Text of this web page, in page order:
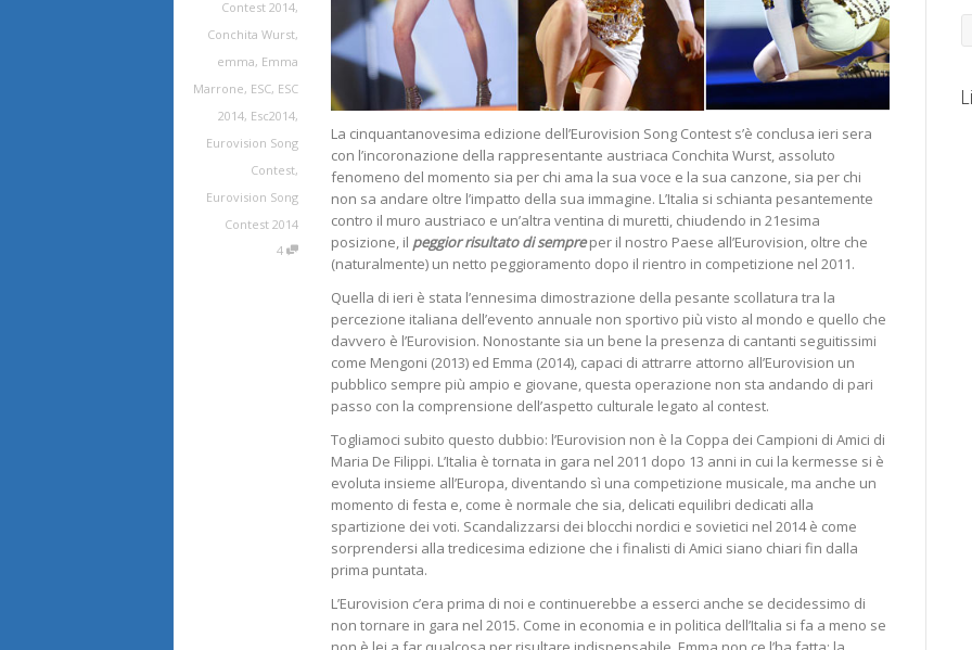
Contest 2014,
Conchita Wurst,
emma, Emma
Marrone, ESC, ESC
2014, Esc2014,
Eurovision Song
Contest,
Eurovision Song
Contest 2014
4
La cinquantanovesima edizione dell’Eurovision Song Contest s’è conclusa ieri sera
con l’incoronazione della rappresentante austriaca Conchita Wurst, assoluto
fenomeno del momento sia per chi ama la sua voce e la sua canzone, sia per chi
non sa andare oltre l’impatto della sua immagine. L’Italia si schianta pesantemente
contro il muro austriaco e un’altra ventina di muretti, chiudendo in 21esima
posizione, il peggior risultato di sempreper il nostro Paese all’Eurovision, oltre che
(naturalmente) un netto peggioramento dopo il rientro in competizione nel 2011.
Quella di ieri è stata l’ennesima dimostrazione della pesante scollatura tra la
percezione italiana dell’evento annuale non sportivo più visto al mondo e quello che
davvero è l’Eurovision. Nonostante sia un bene la presenza di cantanti seguitissimi
come Mengoni (2013) ed Emma (2014), capaci di attrarre attorno all’Eurovision un
pubblico sempre più ampio e giovane, questa operazione non sta andando di pari
passo con la comprensione dell’aspetto culturale legato al contest.
Togliamoci subito questo dubbio: l’Eurovision non è la Coppa dei Campioni di Amici di
Maria De Filippi. L’Italia è tornata in gara nel 2011 dopo 13 anni in cui la kermesse si è
evoluta insieme all’Europa, diventando sì una competizione musicale, ma anche un
momento di festa e, come è normale che sia, delicati equilibri dedicati alla
spartizione dei voti. Scandalizzarsi dei blocchi nordici e sovietici nel 2014 è come
sorprendersi alla tredicesima edizione che i finalisti di Amici siano chiari fin dalla
prima puntata.
L’Eurovision c’era prima di noi e continuerebbe a esserci anche se decidessimo di
non tornare in gara nel 2015. Come in economia e in politica dell’Italia si fa a meno se